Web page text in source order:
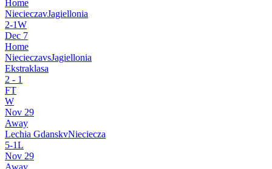
Home
NiecieczavJagiellonia
2-1W
Dec 7
Home
NiecieczavsJagiellonia
Ekstraklasa
2 - 1
FT
W
Nov 29
Away
Lechia GdanskvNieciecza
5-1L
Nov 29
Away